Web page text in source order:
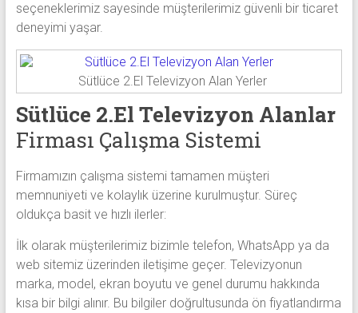
seçeneklerimiz sayesinde müşterilerimiz güvenli bir ticaret
deneyimi yaşar.
Sütlüce 2.El Televizyon Alan Yerler
Sütlüce 2.El Televizyon Alanlar
Firması Çalışma Sistemi
Firmamızın çalışma sistemi tamamen müşteri
memnuniyeti ve kolaylık üzerine kurulmuştur. Süreç
oldukça basit ve hızlı ilerler:
İlk olarak müşterilerimiz bizimle telefon, WhatsApp ya da
web sitemiz üzerinden iletişime geçer. Televizyonun
marka, model, ekran boyutu ve genel durumu hakkında
kısa bir bilgi alınır. Bu bilgiler doğrultusunda ön fiyatlandırma